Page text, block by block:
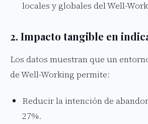
locales y globales del Well-
2. Impacto tangible en
Los datos muestran que un
de Well-Working permite:
Reducir la intención de
27%.